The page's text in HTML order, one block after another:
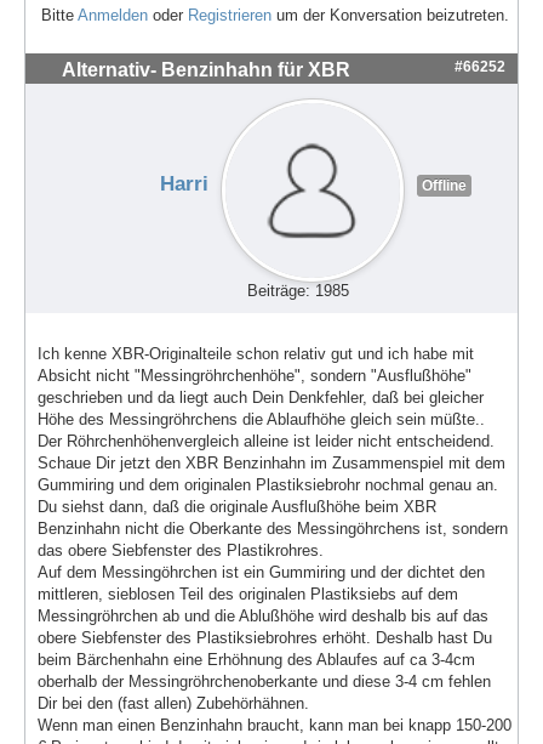
Bitte Anmelden oder Registrieren um der Konversation beizutreten.
Alternativ- Benzinhahn für XBR #66252
Harri Offline
Beiträge: 1985
Ich kenne XBR-Originalteile schon relativ gut und ich habe mit
Absicht nicht "Messingröhrchenhöhe", sondern "Ausflußhöhe"
geschrieben und da liegt auch Dein Denkfehler, daß bei gleicher
Höhe des Messingröhrchens die Ablaufhöhe gleich sein müßte..
Der Röhrchenhöhenvergleich alleine ist leider nicht entscheidend.
Schaue Dir jetzt den XBR Benzinhahn im Zusammenspiel mit dem
Gummiring und dem originalen Plastiksiebrohr nochmal genau an.
Du siehst dann, daß die originale Ausflußhöhe beim XBR
Benzinhahn nicht die Oberkante des Messingöhrchens ist, sondern
das obere Siebfenster des Plastikrohres.
Auf dem Messingöhrchen ist ein Gummiring und der dichtet den
mittleren, sieblosen Teil des originalen Plastiksiebs auf dem
Messingröhrchen ab und die Ablußhöhe wird deshalb bis auf das
obere Siebfenster des Plastiksiebrohres erhöht. Deshalb hast Du
beim Bärchenhahn eine Erhöhnung des Ablaufes auf ca 3-4cm
oberhalb der Messingröhrchenoberkante und diese 3-4 cm fehlen
Dir bei den (fast allen) Zubehörhähnen.
Wenn man einen Benzinhahn braucht, kann man bei knapp 150-200